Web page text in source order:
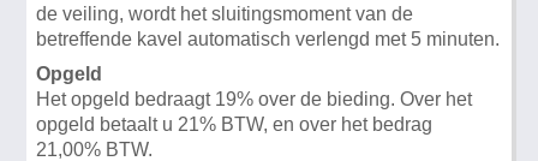
de veiling, wordt het sluitingsmoment van de
betreffende kavel automatisch verlengd met 5 minuten.
Opgeld
Het opgeld bedraagt 19% over de bieding. Over het
opgeld betaalt u 21% BTW, en over het bedrag
21,00% BTW.